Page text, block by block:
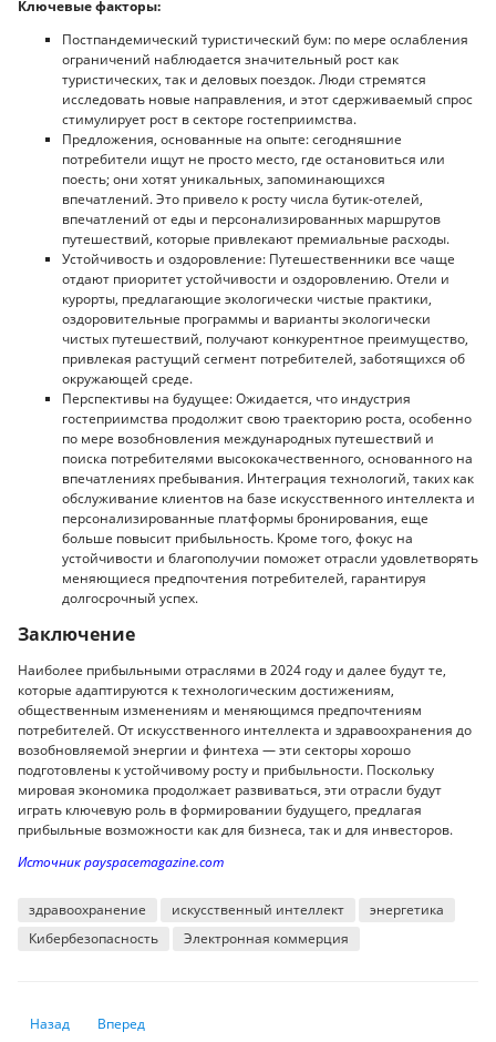
Ключевые факторы:
Постпандемический туристический бум: по мере ослабления
ограничений наблюдается значительный рост как
туристических, так и деловых поездок. Люди стремятся
исследовать новые направления, и этот сдерживаемый спрос
стимулирует рост в секторе гостеприимства.
Предложения, основанные на опыте: сегодняшние
потребители ищут не просто место, где остановиться или
поесть; они хотят уникальных, запоминающихся
впечатлений. Это привело к росту числа бутик-отелей,
впечатлений от еды и персонализированных маршрутов
путешествий, которые привлекают премиальные расходы.
Устойчивость и оздоровление: Путешественники все чаще
отдают приоритет устойчивости и оздоровлению. Отели и
курорты, предлагающие экологически чистые практики,
оздоровительные программы и варианты экологически
чистых путешествий, получают конкурентное преимущество,
привлекая растущий сегмент потребителей, заботящихся об
окружающей среде.
Перспективы на будущее: Ожидается, что индустрия
гостеприимства продолжит свою траекторию роста, особенно
по мере возобновления международных путешествий и
поиска потребителями высококачественного, основанного на
впечатлениях пребывания. Интеграция технологий, таких как
обслуживание клиентов на базе искусственного интеллекта и
персонализированные платформы бронирования, еще
больше повысит прибыльность. Кроме того, фокус на
устойчивости и благополучии поможет отрасли удовлетворять
меняющиеся предпочтения потребителей, гарантируя
долгосрочный успех.
Заключение
Наиболее прибыльными отраслями в 2024 году и далее будут те,
которые адаптируются к технологическим достижениям,
общественным изменениям и меняющимся предпочтениям
потребителей. От искусственного интеллекта и здравоохранения до
возобновляемой энергии и финтеха — эти секторы хорошо
подготовлены к устойчивому росту и прибыльности. Поскольку
мировая экономика продолжает развиваться, эти отрасли будут
играть ключевую роль в формировании будущего, предлагая
прибыльные возможности как для бизнеса, так и для инвесторов.
Источник payspacemagazine.com
здравоохранение искусственный интеллект
энергетика
Кибербезопасность
Электронная коммерция
Предыдущий: К 2050 году каждый шестой казахстанец будет в
Назад Следующий: Что делать, если не получается платить
Вперед